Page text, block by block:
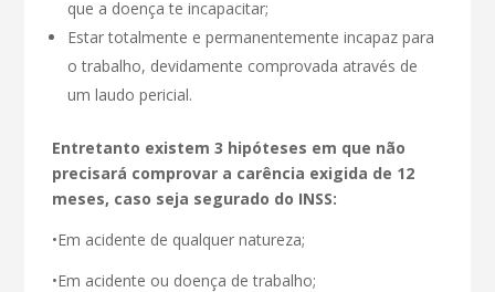
que a doença te incapacitar;
Estar totalmente e permanentemente incapaz para
o trabalho, devidamente comprovada através de
um laudo pericial.
Entretanto existem 3 hipóteses em que não
precisará comprovar a carência exigida de 12
meses, caso seja segurado do INSS:
•Em acidente de qualquer natureza;
•Em acidente ou doença de trabalho;